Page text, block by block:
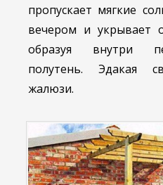
пропускает мягкие
вечером и укрывает
образуя внутри
полутень. Эдакая
жалюзи.